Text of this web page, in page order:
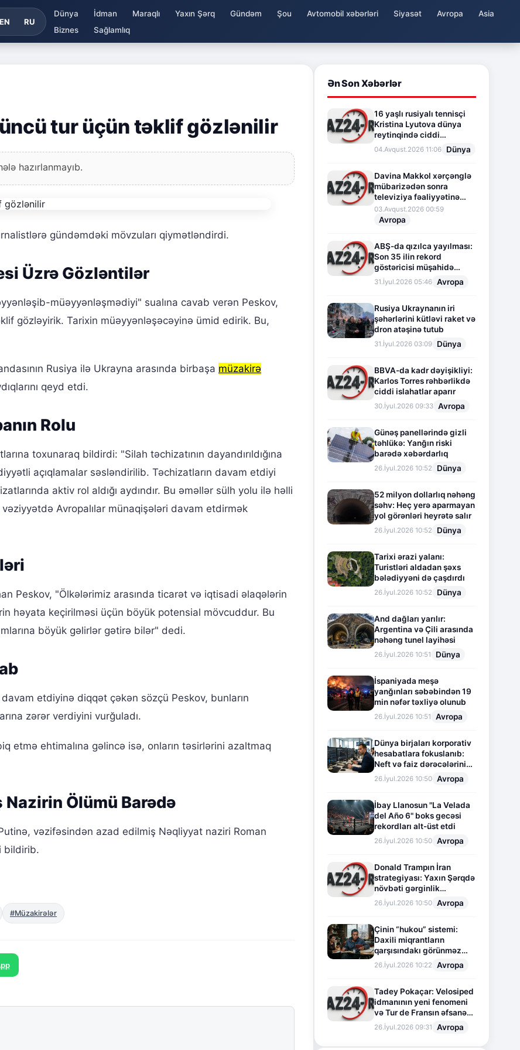
EN RU
Dünya İdman Maraqlı Yaxın Şərq Gündəm Şou Avtomobil xəbərləri Siyasət Avropa
Asia
Biznes
Sağlamlıq
tur üçün təklif gözlənilir
hazırlanmayıb.
gündəmdəki mövzuları qiymətləndirdi.
Üzrə Gözləntilər
müəyyənləşmədiyi" sualına cavab verən Peskov,
gözləyirik. Tarixin müəyyənləşəcəyinə ümid edirik. Bu,
Rusiya ilə Ukrayna arasında birbaşa müzakirə
qeyd etdi.
Rolu
toxunaraq bildirdi: "Silah təchizatının dayandırıldığına
açıqlamalar səsləndirilib. Təchizatların davam etdiyi
aktiv rol aldığı aydındır. Bu əməllər sülh yolu ilə həlli
Avropalılar münaqişələri davam etdirmək
Peskov, "Ölkələrimiz arasında ticarət və iqtisadi əlaqələrin
həyata keçirilməsi üçün böyük potensial mövcuddur. Bu
böyük gəlirlər gətirə bilər" dedi.
etdiyinə diqqət çəkən sözçü Peskov, bunların
zərər verdiyini vurğuladı.
etmə ehtimalına gəlincə isə, onların təsirlərini azaltmaq
Ölümü Barədə
vəzifəsindən azad edilmiş Nəqliyyat naziri Roman
bildirib.
#Müzakirələr
Ən Son Xəbərlər
16 yaşlı rusiyalı tennisçi
Kristina Lyutova dünya
reytinqində ciddi
irəliləyişə imza atdı
04.Avqust.2026 11:06 Dünya
Davina Makkol xərçənglə
mübarizədən sonra
televiziya fəaliyyətinə
fasilə verir
03.Avqust.2026 00:59
Avropa
ABŞ-da qızılca yayılması:
Son 35 ilin rekord
göstəricisi müşahidə
olunur
31.İyul.2026 05:46 Avropa
Rusiya Ukraynanın iri
şəhərlərini kütləvi raket və
dron atəşinə tutub
31.İyul.2026 03:09 Dünya
BBVA-da kadr dəyişikliyi:
Karlos Torres rəhbərlikdə
ciddi islahatlar aparır
30.İyul.2026 09:33 Avropa
Günəş panellərində gizli
təhlükə: Yanğın riski
barədə xəbərdarlıq
26.İyul.2026 10:52 Dünya
52 milyon dollarlıq nəhəng
səhv: Heç yerə aparmayan
yol görənləri heyrətə salır
26.İyul.2026 10:52 Dünya
Tarixi ərazi yalanı:
Turistləri aldadan şəxs
bələdiyyəni də çaşdırdı
26.İyul.2026 10:52 Dünya
And dağları yarılır:
Argentina və Çili arasında
nəhəng tunel layihəsi
26.İyul.2026 10:51 Dünya
İspaniyada meşə
yanğınları səbəbindən 19
min nəfər təxliyə olunub
26.İyul.2026 10:51 Avropa
Dünya birjaları korporativ
hesabatlara fokuslanıb:
Neft və faiz dərəcələrinin
təsiri altında cari vəziyyət
26.İyul.2026 10:50 Avropa
İbay Llanosun "La Velada
del Año 6" boks gecəsi
rekordları alt-üst etdi
26.İyul.2026 10:50 Avropa
Donald Trampın İran
strategiyası: Yaxın Şərqdə
növbəti gərginlik
mərhələsi
26.İyul.2026 10:50 Avropa
Çinin “hukou” sistemi:
Daxili miqrantların
qarşısındakı görünməz
sədd
26.İyul.2026 10:22 Avropa
Tadey Pokaçar: Velosiped
idmanının yeni fenomeni
və Tur de Fransın əfsanəvi
səhifəsi
26.İyul.2026 09:31 Avropa